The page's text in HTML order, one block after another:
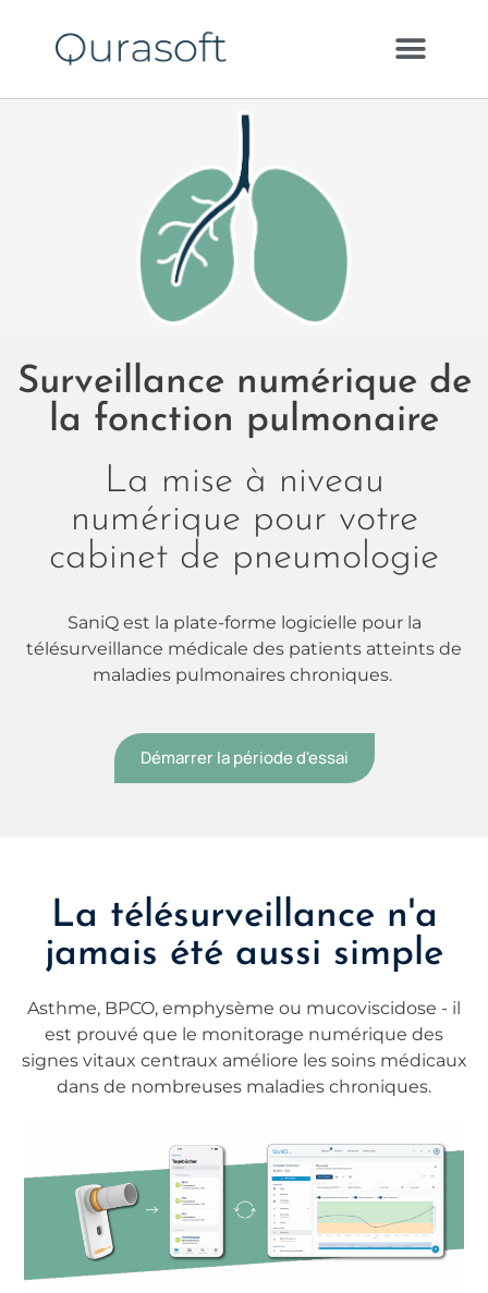
Surveillance numérique de
la fonction pulmonaire
La mise à niveau
numérique pour votre
cabinet de pneumologie
SaniQ est la plate-forme logicielle pour la
télésurveillance médicale des patients atteints de
maladies pulmonaires chroniques.
Démarrer la période d'essai
La télésurveillance n'a
jamais été aussi simple
Asthme, BPCO, emphysème ou mucoviscidose - il
est prouvé que le monitorage numérique des
signes vitaux centraux améliore les soins médicaux
dans de nombreuses maladies chroniques.